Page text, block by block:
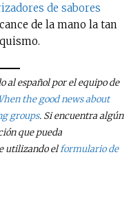
de sabores
de la mano la tan
al español por el equipo de
the good news about
groups. Si encuentra algún
que pueda
utilizando elformulario de